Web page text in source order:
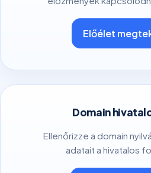
Előélet
Domain
Ellenőrizze a domain
adatait a hivatalos